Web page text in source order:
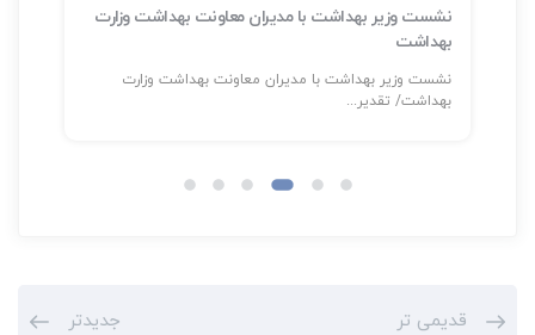
نشست وزیر بهداشت با مدیران معاونت بهداشت وزارت
بهداشت
نشست وزیر بهداشت با مدیران معاونت بهداشت وزارت
بهداشت/ تقدیر...
قدیمی تر جدیدتر